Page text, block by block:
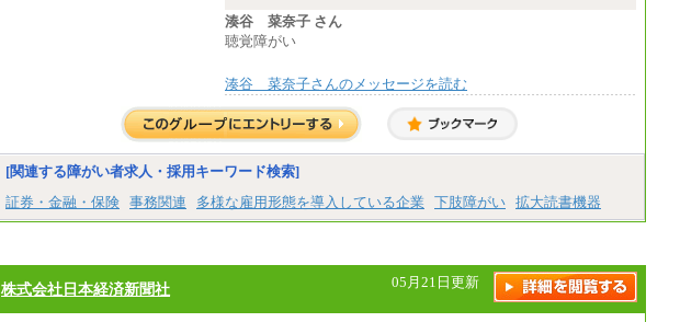
湊谷 菜奈子 さん
聴覚障がい
湊谷 菜奈子さんのメッセージを読む
[関連する障がい者求人・採用キーワード検索]
証券・金融・保険 事務関連 多様な雇用形態を導入している企業 下肢障がい 拡大読書機器
株式会社日本経済新聞社 05月21日更新